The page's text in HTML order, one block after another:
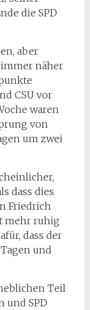
die SPD
aber
immer näher
CSU vor
waren
von
um zwei
dass dies
Friedrich
mehr ruhig
dass der
und
Teil
und SPD